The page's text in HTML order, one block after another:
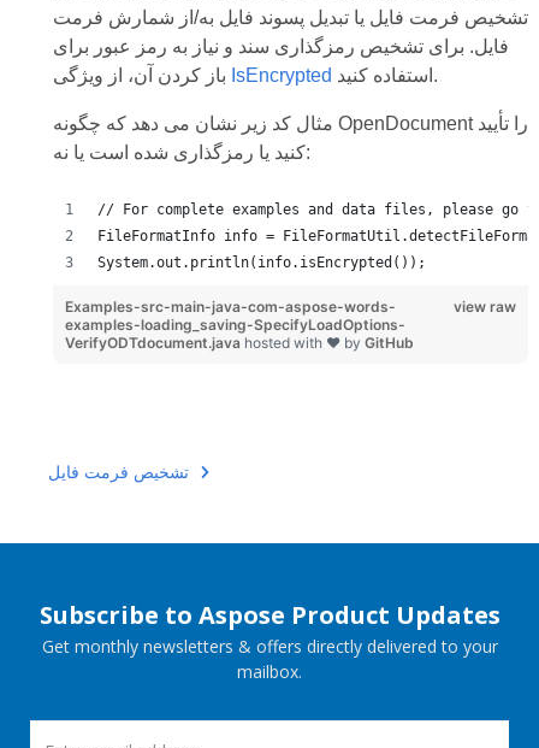
تشخیص فرمت فایل یا تبدیل پسوند فایل به/از شمارش فرمت
فایل. برای تشخیص رمزگذاری سند و نیاز به رمز عبور برای
IsEncrypted استفاده کنید.
مثال کد زیر نشان می دهد که چگونه OpenDocument را تأیید
کنید یا رمزگذاری شده است یا نه:
// For complete examples and data files, please go
FileFormatInfo info =
System.out.println(info.isEncrypted());
view raw
Examples-src-main-java-com-aspose-words-
examples-loading_saving-SpecifyLoadOptions-
VerifyODTdocument.java hosted with ❤ by GitHub
تشخیص فرمت فایل
Subscribe to Aspose Product Updates
Get monthly newsletters & offers directly delivered to your
mailbox.